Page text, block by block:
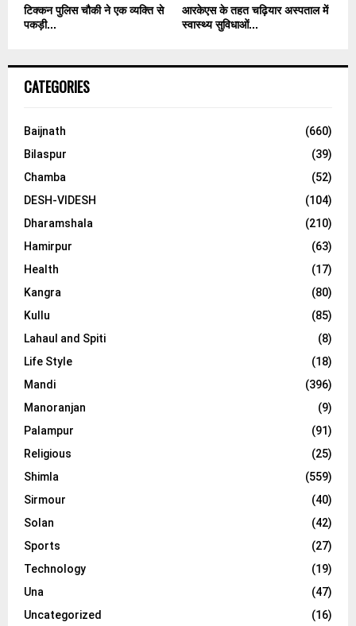
टिक्कन पुलिस चौकी ने एक व्यक्ति से
पकड़ी...
आरकेएस के तहत चढ़ियार अस्पताल में
स्वास्थ्य सुविधाओं...
CATEGORIES
Baijnath
(660)
Bilaspur
(39)
Chamba
(52)
DESH-VIDESH
(104)
Dharamshala
(210)
Hamirpur
(63)
Health
(17)
Kangra
(80)
Kullu
(85)
Lahaul and Spiti
(8)
Life Style
(18)
Mandi
(396)
Manoranjan
(9)
Palampur
(91)
Religious
(25)
Shimla
(559)
Sirmour
(40)
Solan
(42)
Sports
(27)
Technology
(19)
Una
(47)
Uncategorized
(16)